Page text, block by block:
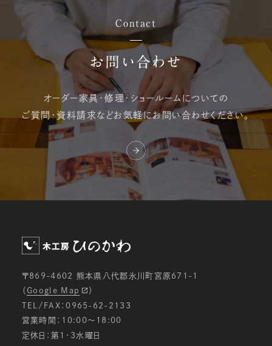
Contact
お問い合わせ
オーダー家具・修理・ ショールームについての
ご質問・資料請求などお気軽にお問い合わせください。
〒869-4602 熊本県八代郡氷川町宮原671-1
（ Google Map
）
TEL/FAX：0965-62-2133
営業時間：10:00〜18:00
定休日：第1・3水曜日